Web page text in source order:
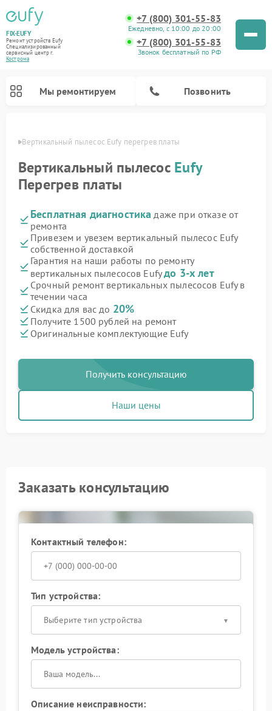
FIX-EUFY
Ремонт устройств Eufy
Специализированный
cервисный центр г.
Кострома
+7 (800) 301-55-83
Ежедневно, с 10:00 до 20:00
+7 (800) 301-55-83
Звонок бесплатный по РФ
Мы ремонтируем Позвонить
Вертикальный пылесос Eufy перегрев платы
Вертикальный пылесос Eufy
Перегрев платы
Бесплатная диагностика даже при отказе от
ремонта
Привезем и увезем вертикальный пылесос Eufy
собственной доставкой
Гарантия на наши работы по ремонту
вертикальных пылесосов Eufyдо 3-х лет
Срочный ремонт вертикальных пылесосов Eufy в
течении часа
Скидка для вас до 20%
Получите 1500 рублей на ремонт
Оригинальные комплектующие Eufy
Получить консультацию
Наши цены
Заказать консультацию
Контактный телефон:
Тип устройства:
Выберите тип устройства
Модель устройства:
Описание неисправности: